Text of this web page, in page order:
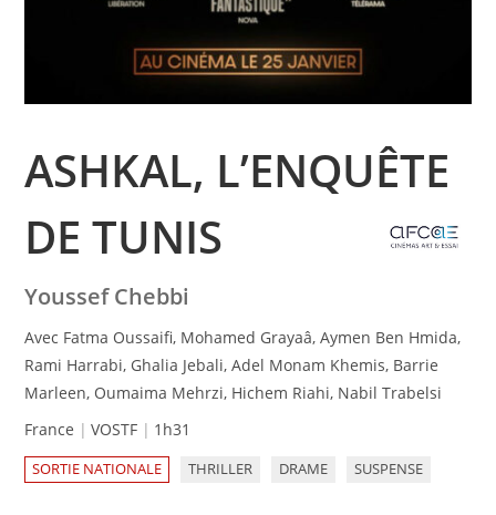
ASHKAL, L’ENQUÊTE
DE TUNIS
Youssef Chebbi
Avec Fatma Oussaifi, Mohamed Grayaâ, Aymen Ben Hmida,
Rami Harrabi, Ghalia Jebali, Adel Monam Khemis, Barrie
Marleen, Oumaima Mehrzi, Hichem Riahi, Nabil Trabelsi
France
VOSTF 1h31
SORTIE NATIONALE THRILLER DRAME SUSPENSE